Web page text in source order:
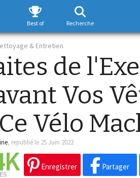
Best of Recherche
& Entretien
de
Vos
Vélo
, republié le 25 Juin 2022
Enregistrer Partager